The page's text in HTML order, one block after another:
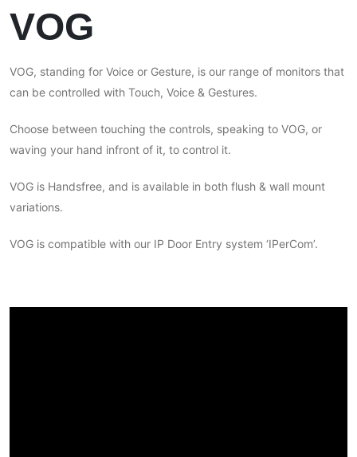
VOG
VOG, standing for Voice or Gesture, is our range of monitors that
can be controlled with Touch, Voice & Gestures.
Choose between touching the controls, speaking to VOG, or
waving your hand infront of it, to control it.
VOG is Handsfree, and is available in both flush & wall mount
variations.
VOG is compatible with our IP Door Entry system ‘IPerCom’.